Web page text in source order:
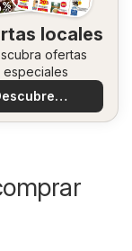
locales
ofertas
especiales